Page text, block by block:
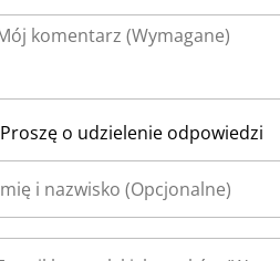
Proszę o udzielenie odpowiedzi